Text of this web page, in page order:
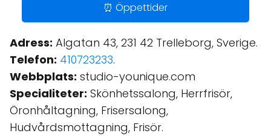
⏰ Öppettider
Adress: Algatan 43, 231 42 Trelleborg, Sverige.
Telefon: 410723233.
Webbplats: studio-younique.com
Specialiteter: Skönhetssalong, Herrfrisör,
Öronhåltagning, Frisersalong,
Hudvårdsmottagning, Frisör.